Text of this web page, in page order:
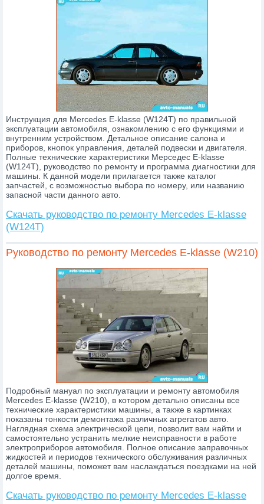
Инструкция для Mercedes E-klasse (W124T) по правильной
эксплуатации автомобиля, ознакомлению с его функциями и
внутренним устройством. Детальное описание салона и
приборов, кнопок управления, деталей подвески и двигателя.
Полные технические характеристики Мерседес E-klasse
(W124T), руководство по ремонту и программа диагностики для
машины. К данной модели прилагается также каталог
запчастей, с возможностью выбора по номеру, или названию
запасной части данного авто.
Скачать руководство по ремонту Mercedes E-klasse
(W124T)
Руководство по ремонту Mercedes E-klasse (W210)
Подробный мануал по эксплуатации и ремонту автомобиля
Mercedes E-klasse (W210), в котором детально описаны все
технические характеристики машины, а также в картинках
показаны тонкости демонтажа различных агрегатов авто.
Наглядная схема электрической цепи, позволит вам найти и
самостоятельно устранить мелкие неисправности в работе
электроприборов автомобиля. Полное описание заправочных
жидкостей и периодов технического обслуживания различных
деталей машины, поможет вам наслаждаться поездками на ней
долгое время.
Скачать руководство по ремонту Mercedes E-klasse